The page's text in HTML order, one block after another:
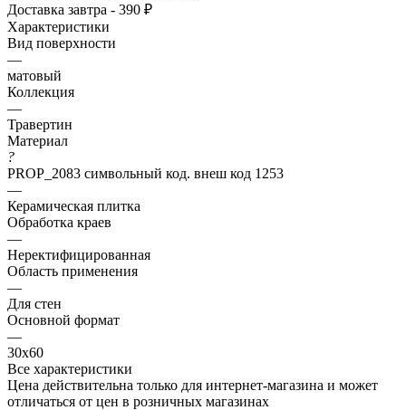
Доставка завтра - 390 ₽
Характеристики
Вид поверхности
—
матовый
Коллекция
—
Травертин
Материал
?
PROP_2083 символьный код. внеш код 1253
—
Керамическая плитка
Обработка краев
—
Неректифицированная
Область применения
—
Для стен
Основной формат
—
30х60
Все характеристики
Цена действительна только для интернет-магазина и может
отличаться от цен в розничных магазинах